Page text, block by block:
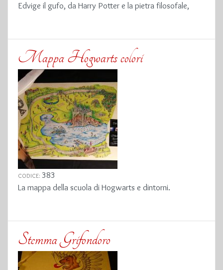
Edvige il gufo, da Harry Potter e la pietra filosofale,
Mappa Hogwarts colori
CODICE: 383
La mappa della scuola di Hogwarts e dintorni.
Stemma Grifondoro